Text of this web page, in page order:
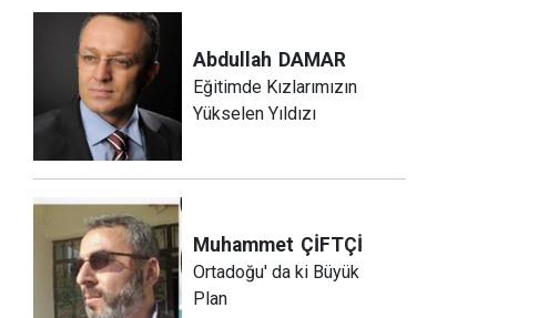
Abdullah DAMAR
Eğitimde Kızlarımızın
Yükselen Yıldızı
Muhammet ÇİFTÇİ
Ortadoğu' da ki Büyük
Plan